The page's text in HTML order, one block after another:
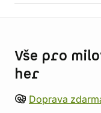
Vše pro
her
Doprava